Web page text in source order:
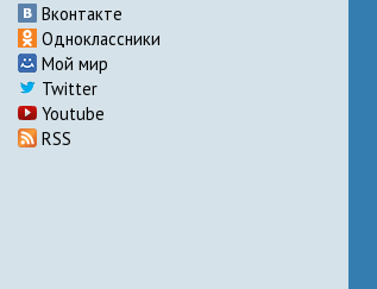
Вконтакте
Одноклассники
Мой мир
Twitter
Youtube
RSS